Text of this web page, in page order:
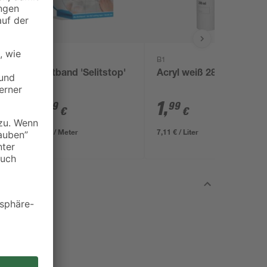
Dichtband 'Selitstop'
99 €
0,14 € / Meter
B1
Acryl weiß 280 ml
1,99 €
7,11 € / Liter